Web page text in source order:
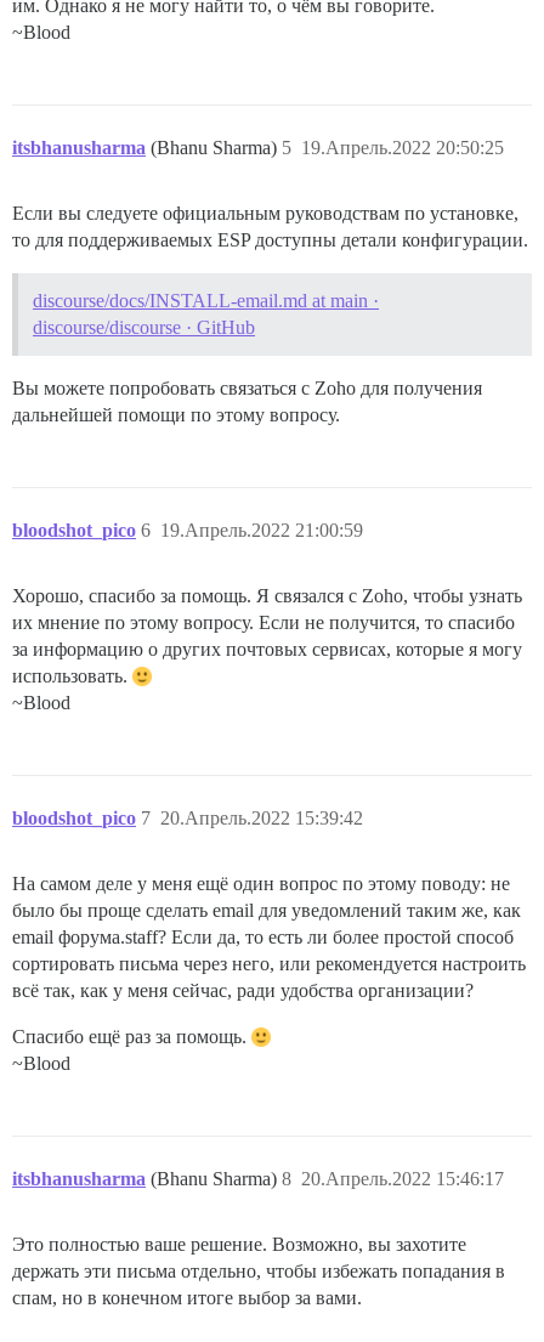
им. Однако я не могу найти то, о чём вы говорите.
~Blood
itsbhanusharma (Bhanu Sharma) 19.Апрель.2022 20:50:25
5
Если вы следуете официальным руководствам по установке,
то для поддерживаемых ESP доступны детали конфигурации.
discourse/docs/INSTALL-email.md at main ·
discourse/discourse · GitHub
Вы можете попробовать связаться с Zoho для получения
дальнейшей помощи по этому вопросу.
bloodshot_pico 19.Апрель.2022 21:00:59
6
Хорошо, спасибо за помощь. Я связался с Zoho, чтобы узнать
их мнение по этому вопросу. Если не получится, то спасибо
за информацию о других почтовых сервисах, которые я могу
использовать.
~Blood
bloodshot_pico 20.Апрель.2022 15:39:42
7
На самом деле у меня ещё один вопрос по этому поводу: не
было бы проще сделать email для уведомлений таким же, как
email форума.staff? Если да, то есть ли более простой способ
сортировать письма через него, или рекомендуется настроить
всё так, как у меня сейчас, ради удобства организации?
Спасибо ещё раз за помощь.
~Blood
itsbhanusharma (Bhanu Sharma) 20.Апрель.2022 15:46:17
8
Это полностью ваше решение. Возможно, вы захотите
держать эти письма отдельно, чтобы избежать попадания в
спам, но в конечном итоге выбор за вами.